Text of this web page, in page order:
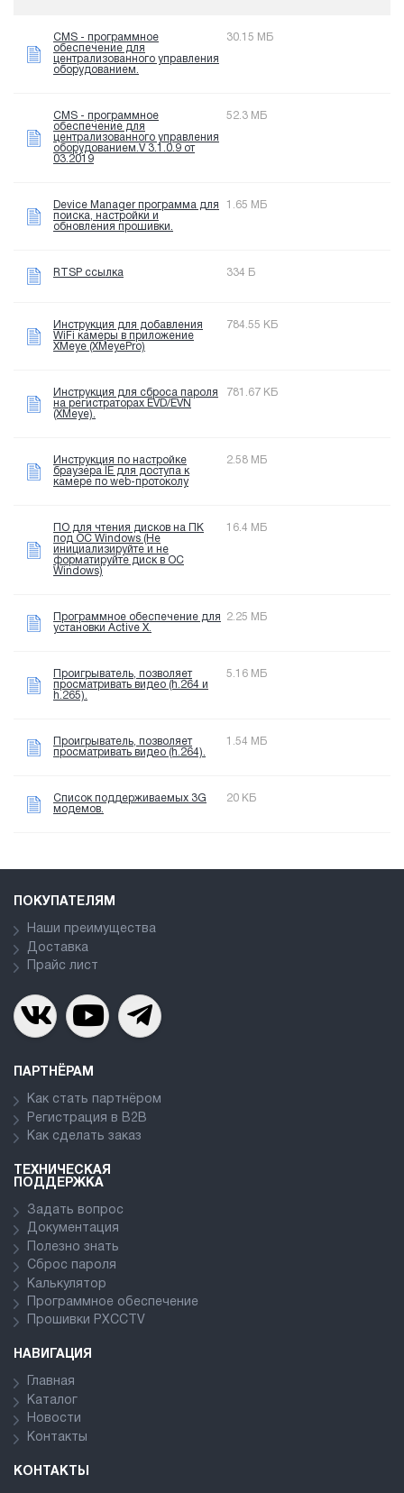
CMS - программное
обеспечение для
централизованного управления
оборудованием.
30.15 МБ
CMS - программное
обеспечение для
централизованного управления
оборудованием.V 3.1.0.9 от
03.2019
52.3 МБ
Device Manager программа для
поиска, настройки и
обновления прошивки.
1.65 МБ
RTSP ссылка 334 Б
Инструкция для добавления
WiFi камеры в приложение
XMeye (XMeyePro)
784.55 КБ
Инструкция для сброса пароля
на регистраторах EVD/EVN
(XMeye).
781.67 КБ
Инструкция по настройке
браузера IE для доступа к
камере по web-протоколу
2.58 МБ
ПО для чтения дисков на ПК
под OC Windows (Не
инициализируйте и не
форматируйте диск в OC
Windows)
16.4 МБ
Программное обеспечение для
установки Active X.
2.25 МБ
Проигрыватель, позволяет
просматривать видео (h.264 и
h.265).
5.16 МБ
Проигрыватель, позволяет
просматривать видео (h.264).
1.54 МБ
Список поддерживаемых 3G
модемов.
20 КБ
ПОКУПАТЕЛЯМ
Наши преимущества
Доставка
Прайс лист
ПАРТНЁРАМ
Как стать партнёром
Регистрация в В2В
Как сделать заказ
ТЕХНИЧЕСКАЯ
ПОДДЕРЖКА
Задать вопрос
Документация
Полезно знать
Сброс пароля
Калькулятор
Программное обеспечение
Прошивки PXCCTV
НАВИГАЦИЯ
Главная
Каталог
Новости
Контакты
КОНТАКТЫ